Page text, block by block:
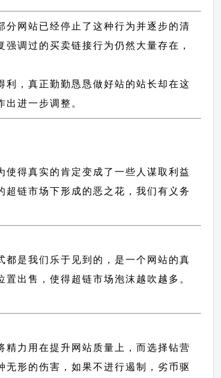
网站已经停止了这种行为并逐步的清
调过的买卖链接行为仍然大量存在，
，真正勤勤恳恳做好站的站长却在这
进一步调整。
得真实的肯定变成了一些人谋取利益
链市场下形成的恶之花，我们有义务
是我们乐于见到的，是一个网站的真
出售，使得超链市场泡沫越吹越多。
力用在提升网站质量上，而选择钻营
形的伤害，如果不进行遏制，劣币驱